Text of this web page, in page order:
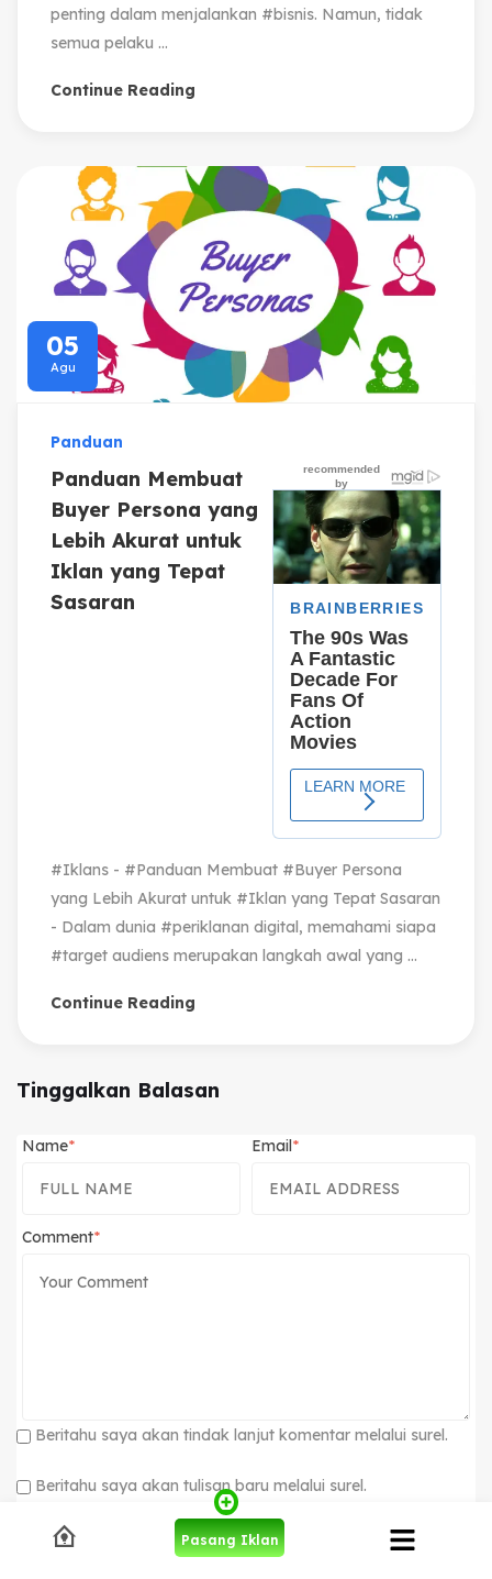
penting dalam menjalankan #bisnis. Namun, tidak
semua pelaku ...
Continue Reading
05
Agu
Panduan
Panduan Membuat
Buyer Persona yang
Lebih Akurat untuk
Iklan yang Tepat
Sasaran
#Iklans - #Panduan Membuat #Buyer Persona
yang Lebih Akurat untuk #Iklan yang Tepat Sasaran
- Dalam dunia #periklanan digital, memahami siapa
#target audiens merupakan langkah awal yang ...
Continue Reading
Tinggalkan Balasan
Name Email
Comment
Beritahu saya akan tindak lanjut komentar melalui surel.
Beritahu saya akan tulisan baru melalui surel.
Pasang Iklan